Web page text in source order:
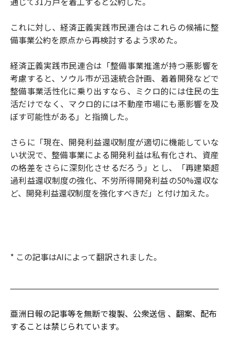
これに対し、経済正義実践市民連合はこれらの候補に整
備事業公約を原点から再検討するよう求めた。
経済正義実践市民連合は「整備事業推進が持つ悪影響を
考慮すると、ソウル市が迅速統合計画、着着開発などで
整備事業活性化に乗り出すなら、ミクロ的には住民の生
活だけでなく、マクロ的には不動産市場にも悪影響を及
ぼす可能性がある」と指摘した。
さらに「現在、開発利益還収制度が適切に機能していな
い状況で、整備事業による開発利益は私有化され、資産
の格差をさらに深刻化させるだろう」とし、「再建築超
過利益還収制度の強化、不労所得開発利益の50%還収な
ど、開発利益還収制度を強化すべきだ」と付け加えた。
* この記事はAIによって翻訳されました。
亜洲日報の記事等を無断で複製、公衆送信 、翻案、配布
することは禁じられています。